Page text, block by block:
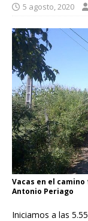
5 agosto, 2020
Vacas en el
Antonio Periago
Iniciamos a las